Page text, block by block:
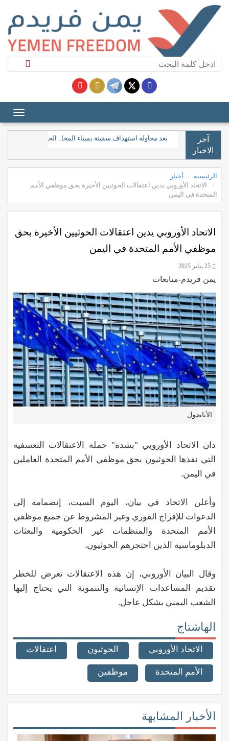
آخر
الاخبار
بعد محاولة استهداف سفينة بميناء المخا.. الحكومة تدعو
الرئيسية
أخبار
الاتحاد الأوروبي يدين اعتقالات الحوثيين الأخيرة بحق موظفي الأمم
المتحدة في اليمن
الاتحاد الأوروبي يدين اعتقالات الحوثيين الأخيرة بحق
موظفي الأمم المتحدة في اليمن
يمن فريدم-متابعات
الأناضول
دان الاتحاد الأوروبي "بشدة" حملة الاعتقالات التعسفية
التي نفذها الحوثيون بحق موظفي الأمم المتحدة العاملين
في اليمن.
وأعلن الاتحاد في بيان، اليوم السبت، إنضمامه إلى
الدعوات للإفراج الفوري وغير المشروط عن جميع موظفي
الأمم المتحدة والمنظمات غير الحكومية والبعثات
الدبلوماسية الذين احتجزهم الحوثيون.
وقال البيان الأوروبي، إن هذه الاعتقالات تعرض للخطر
تقديم المساعدات الإنسانية والتنموية التي يحتاج إليها
الشعب اليمني بشكل عاجل.
الهاشتاج
الاتحاد الأوروبي الحوثيون اعتقالات
الأمم المتحدة موظفين
الأخبار المشابهة